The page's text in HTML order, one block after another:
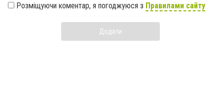
Розміщуючи коментар, я погоджуюся з Правилами сайту
Додати